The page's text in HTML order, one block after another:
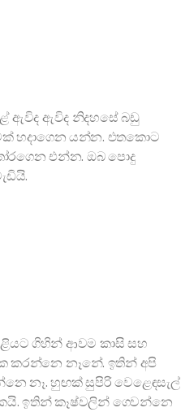
ඇවිද ඇවිද නිදහසේ බඩු
හදාගෙන යන්න. එතකොට
එන්න. ඔබ පොදු
ගිහින් ආවම කාසි සහ
නෑනේ. ඉතින් අපි
නෑ. හුඟක් සුපිරි වෙළෙඳසැල්
ඉතින් කෑෂ්වලින් ගෙවන්නෙ